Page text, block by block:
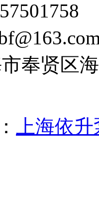
奉贤区
上海依